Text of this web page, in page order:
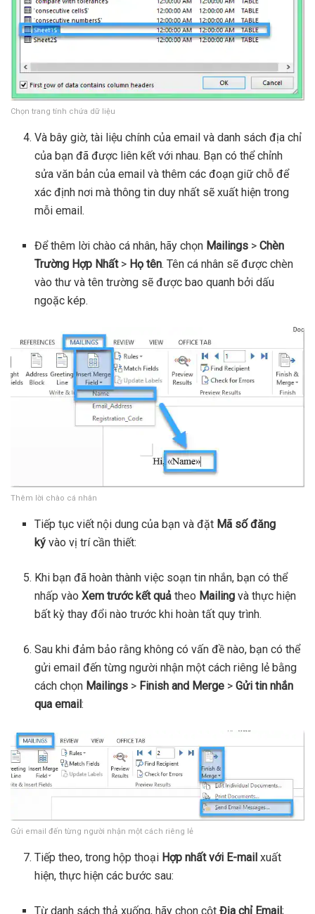
Chọn trang tính chứa dữ liệu
Và bây giờ, tài liệu chính của email và danh sách địa chỉ
của bạn đã được liên kết với nhau. Bạn có thể chỉnh
sửa văn bản của email và thêm các đoạn giữ chỗ để
xác định nơi mà thông tin duy nhất sẽ xuất hiện trong
mỗi email.
Để thêm lời chào cá nhân, hãy chọn Mailings >Chèn
Trường Hợp Nhất> Họ tên. Tên cá nhân sẽ được chèn
vào thư và tên trường sẽ được bao quanh bởi dấu
ngoặc kép.
Thêm lời chào cá nhân
Tiếp tục viết nội dung của bạn và đặt Mã số đăng
ký vào vị trí cần thiết:
Khi bạn đã hoàn thành việc soạn tin nhắn, bạn có thể
nhấp vàoXem trước kết quả theo Mailing và thực hiện
bất kỳ thay đổi nào trước khi hoàn tất quy trình.
Sau khi đảm bảo rằng không có vấn đề nào, bạn có thể
gửi email đến từng người nhận một cách riêng lẻ bằng
cách chọn Mailings > Finish and Merge >Gửi tin nhắn
qua email:
Gửi email đến từng người nhận một cách riêng lẻ
Tiếp theo, trong hộp thoại Hợp nhất với E-mail xuất
hiện, thực hiện các bước sau:
Từ danh sách thả xuống, hãy chọn cộtĐịa chỉ Email;